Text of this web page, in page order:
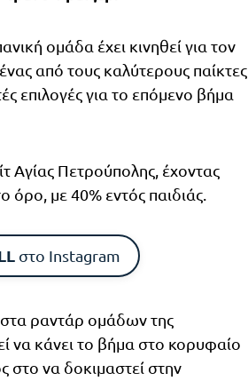
ομάδα έχει κινηθεί για τον
από τους καλύτερους παίκτες
επιλογές για το επόμενο βήμα
Αγίας Πετρούπολης, έχοντας
όρο, με 40% εντός παιδιάς.
στο Instagram
ραντάρ ομάδων της
να κάνει το βήμα στο κορυφαίο
στο να δοκιμαστεί στην